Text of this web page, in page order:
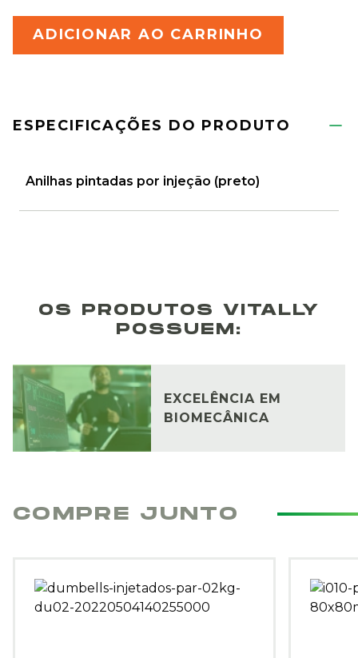
ADICIONAR AO CARRINHO
ESPECIFICAÇÕES DO PRODUTO
Anilhas pintadas por injeção (preto)
OS PRODUTOS VITALLY
POSSUEM:
EXCELÊNCIA EM
BIOMECÂNICA
COMPRE JUNTO